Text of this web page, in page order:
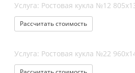
Услуга: Ростовая кукла №12
Рассчитать стоимость
Услуга: Ростовая кукла №22